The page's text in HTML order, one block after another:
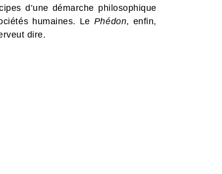
d’une démarche philosophique
humaines. Le Phédon, enfin,
dire.